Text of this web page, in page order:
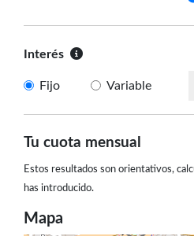
Interés
Fijo Variable
Tu cuota mensual
Estos resultados son orientativos,
has introducido.
Mapa